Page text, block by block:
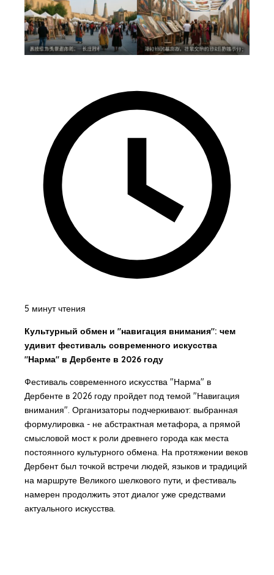
5 минут чтения
Культурный обмен и "навигация внимания": чем
удивит фестиваль современного искусства
"Нарма" в Дербенте в 2026 году
Фестиваль современного искусства "Нарма" в
Дербенте в 2026 году пройдет под темой "Навигация
внимания". Организаторы подчеркивают: выбранная
формулировка - не абстрактная метафора, а прямой
смысловой мост к роли древнего города как места
постоянного культурного обмена. На протяжении веков
Дербент был точкой встречи людей, языков и традиций
на маршруте Великого шелкового пути, и фестиваль
намерен продолжить этот диалог уже средствами
актуального искусства.